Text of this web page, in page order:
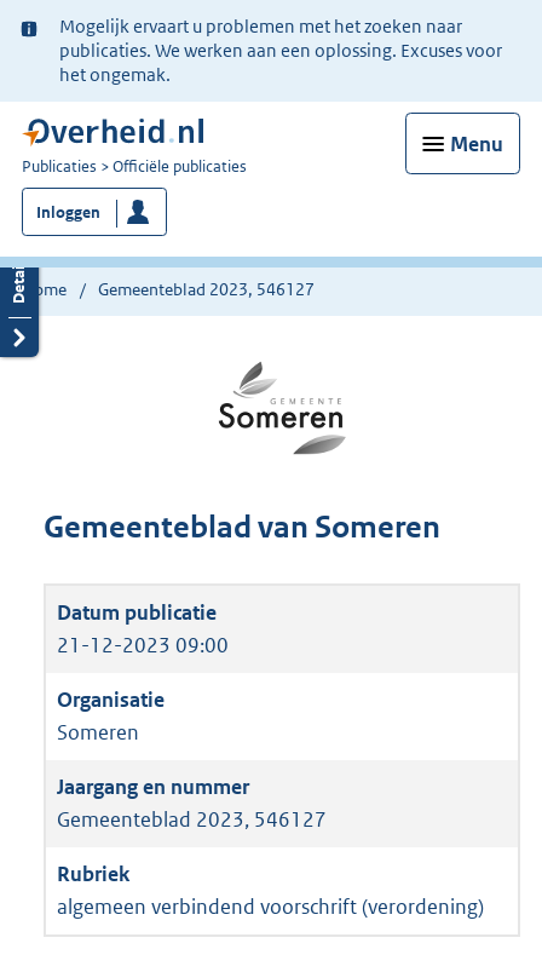
Ter
informatie:
Mogelijk ervaart u problemen met het zoeken naar
publicaties. We werken aan een oplossing. Excuses voor
het ongemak.
Menu
U
bent
nu
hier:
Publicaties Officiële publicaties
Inloggen
Home Gemeenteblad 2023, 546127
Gemeenteblad van Someren
21-12-2023 09:00
Someren
Gemeenteblad 2023, 546127
algemeen verbindend voorschrift (verordening)